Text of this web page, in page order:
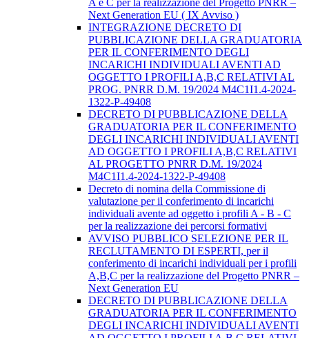
A e C per la realizzazione del Progetto PNRR –
Next Generation EU ( IX Avviso )
INTEGRAZIONE DECRETO DI
PUBBLICAZIONE DELLA GRADUATORIA
PER IL CONFERIMENTO DEGLI
INCARICHI INDIVIDUALI AVENTI AD
OGGETTO I PROFILI A,B,C RELATIVI AL
PROG. PNRR D.M. 19/2024 M4C1I1.4-2024-
1322-P-49408
DECRETO DI PUBBLICAZIONE DELLA
GRADUATORIA PER IL CONFERIMENTO
DEGLI INCARICHI INDIVIDUALI AVENTI
AD OGGETTO I PROFILI A,B,C RELATIVI
AL PROGETTO PNRR D.M. 19/2024
M4C1I1.4-2024-1322-P-49408
Decreto di nomina della Commissione di
valutazione per il conferimento di incarichi
individuali avente ad oggetto i profili A - B - C
per la realizzazione dei percorsi formativi
AVVISO PUBBLICO SELEZIONE PER IL
RECLUTAMENTO DI ESPERTI, per il
conferimento di incarichi individuali per i profili
A,B,C per la realizzazione del Progetto PNRR –
Next Generation EU
DECRETO DI PUBBLICAZIONE DELLA
GRADUATORIA PER IL CONFERIMENTO
DEGLI INCARICHI INDIVIDUALI AVENTI